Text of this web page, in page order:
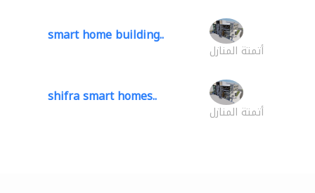
smart home building..
أتمتة المنازل
shifra smart homes..
أتمتة المنازل